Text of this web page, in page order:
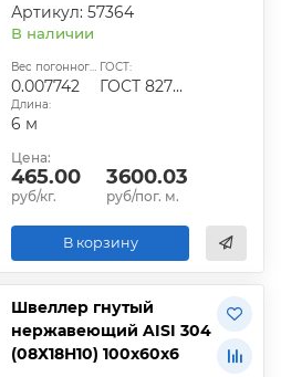
Артикул: 57364
В наличии
Вес погонного метра, т.:
0.007742
ГОСТ:
ГОСТ 8278-83
Длина:
6 м
Цена:
465.00
руб/кг.
3600.03
руб/пог. м.
В корзину
Швеллер гнутый
нержавеющий AISI 304
(08Х18Н10) 100х60х6